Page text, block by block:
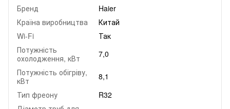
Бренд
Haier
Країна виробництва
Китай
Wi-Fi
Так
Потужність
охолодження, кВт
7,0
Потужність обігріву,
кВт
8,1
Тип фреону
R32